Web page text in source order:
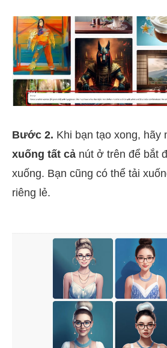
Bước 2. Khi bạn tạo xong, hãy
xuống tất cả nút ở trên để bắt
xuống. Bạn cũng có thể tải
riêng lẻ.